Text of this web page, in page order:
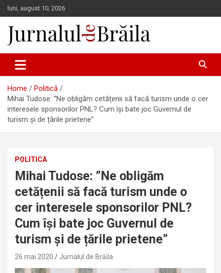
Skip
to
content
luni, august 10, 2026
Jurnalul de Brăila
Home
Politică
Mihai Tudose: ”Ne obligăm cetățenii să facă turism unde o cer
interesele sponsorilor PNL? Cum își bate joc Guvernul de
turism și de țările prietene”
POLITICĂ
Mihai Tudose: ”Ne obligăm
cetățenii să facă turism unde o
cer interesele sponsorilor PNL?
Cum își bate joc Guvernul de
turism și de țările prietene”
26 mai 2020 Jurnalul de Brăila